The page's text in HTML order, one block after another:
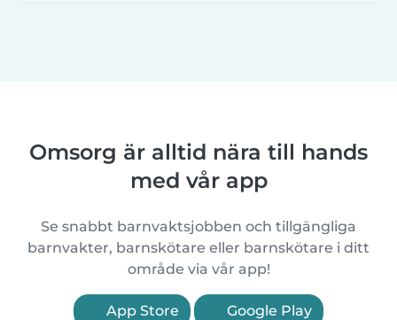
Omsorg är alltid nära till hands
med vår app
Se snabbt barnvaktsjobben och tillgängliga
barnvakter, barnskötare eller barnskötare i ditt
område via vår app!
App Store Google Play